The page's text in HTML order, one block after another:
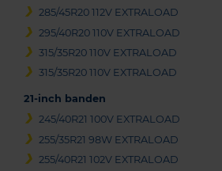
285/45R20 112V EXTRALOAD
295/40R20 110V EXTRALOAD
315/35R20 110V EXTRALOAD
315/35R20 110V EXTRALOAD
21-inch banden
245/40R21 100V EXTRALOAD
255/35R21 98W EXTRALOAD
255/40R21 102V EXTRALOAD